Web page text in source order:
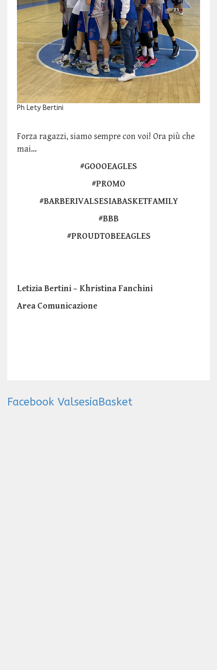
Ph Lety Bertini
Forza ragazzi, siamo sempre con voi! Ora più che
mai…
#GOOOEAGLES
#PROMO
#BARBERIVALSESIABASKETFAMILY
#BBB
#PROUDTOBEEAGLES
Letizia Bertini – Khristina Fanchini
Area Comunicazione
Facebook ValsesiaBasket